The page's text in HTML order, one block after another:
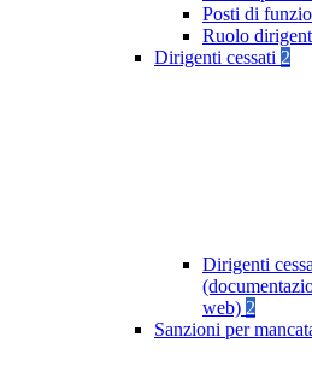
Posti di
Ruolo
Dirigenti cessati 2
Dirigenti
web) 2
Sanzioni per